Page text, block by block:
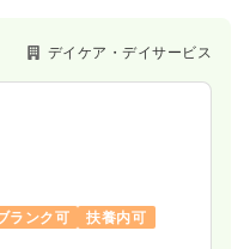
。
デイケア・デイサービス
ランク可
扶養内可